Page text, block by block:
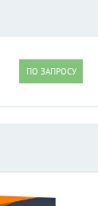
ПО ЗАПРОСУ